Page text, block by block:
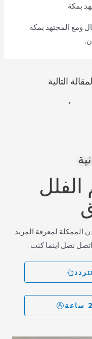
بمكة
ومع المجتهد بمكة
التالية
←
الفلل
بحميع مدن الممكلة لمعرفة المزيد
نصل اينما كنت .